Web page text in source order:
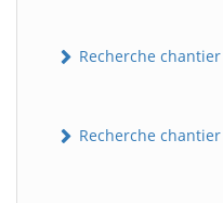
Recherche
Recherche